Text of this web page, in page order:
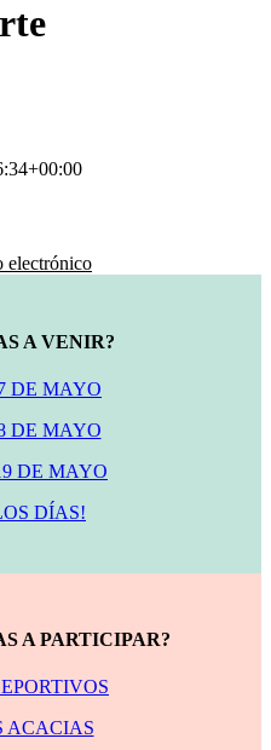
electrónico
A VENIR?
DE MAYO
DE MAYO
DE MAYO
DÍAS!
A PARTICIPAR?
ACACIAS